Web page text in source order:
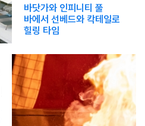
바닷가와 인피니티 풀
바에서 선베드와 칵테일로
힐링 타임